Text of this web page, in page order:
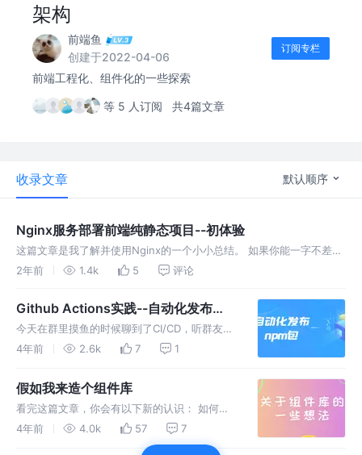
架构
前端鱼
创建于2022-04-06
订阅专栏
前端工程化、组件化的一些探索
等 5 人订阅 共4篇文章
收录文章 默认顺序
Nginx服务部署前端纯静态项目--初体验
这篇文章是我了解并使用Nginx的一个小小总结。 如果你能一字不差地
看到这里的话，你大概率能在本地运行Nginx服务并部署自己的前端项
2年前 1.4k 5 评论
Github Actions实践--自动化发布
npm包
今天在群里摸鱼的时候聊到了CI/CD，听群友说
起了github Actions这个工具，感觉挺有意思，
Actions中是怎么体现的
4年前 2.6k 7 1
假如我来造个组件库
看完这篇文章，你会有以下新的认识： 如何单
独封装插件并发布 如何开发一套适合团队或是
个人的组件库 为啥需要搭建组件库？ 在此我简
4年前 4.0k 57 7